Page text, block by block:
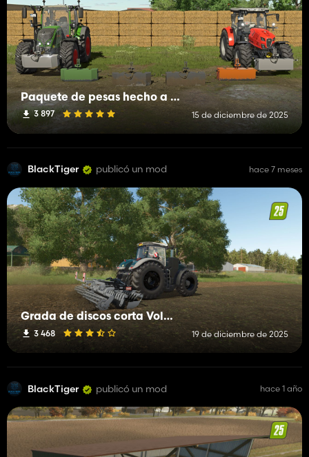
Paquete de pesas hecho a sí mismo
3 897 15 de diciembre de 2025
BlackTiger publicó un mod hace 7 meses
Grada de discos corta Volmer Serie 101
3 468 19 de diciembre de 2025
BlackTiger publicó un mod hace 1 año